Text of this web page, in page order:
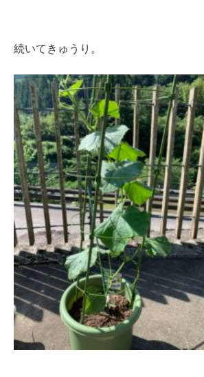
続いてきゅうり。